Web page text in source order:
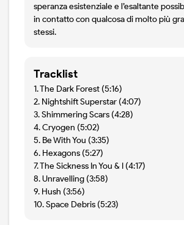
speranza esistenziale e l’esaltante
in contatto con qualcosa di molto più
stessi.
Tracklist
1. The Dark Forest (5:16)
2. Nightshift Superstar (4:07)
3. Shimmering Scars (4:28)
4. Cryogen (5:02)
5. Be With You (3:35)
6. Hexagons (5:27)
7. The Sickness In You & I (4:17)
8. Unravelling (3:58)
9. Hush (3:56)
10. Space Debris (5:23)